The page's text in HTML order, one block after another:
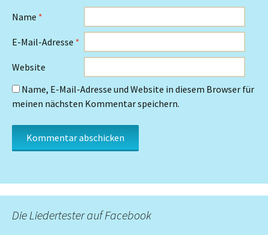
Name *
E-Mail-Adresse *
Website
Name, E-Mail-Adresse und Website in diesem Browser für
meinen nächsten Kommentar speichern.
Die Liedertester auf Facebook